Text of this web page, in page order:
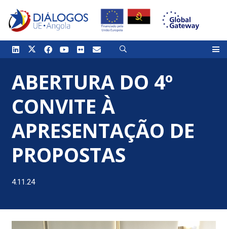
ABERTURA DO 4º
CONVITE À
APRESENTAÇÃO DE
PROPOSTAS
4.11.24